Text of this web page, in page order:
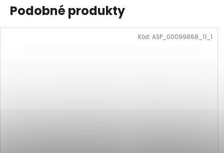
Podobné produkty
Kód: ASP_00099868_11_1